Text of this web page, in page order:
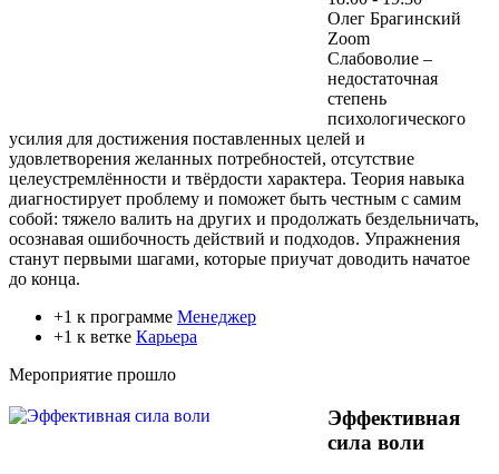
Олег Брагинский
Zoom
Слабоволие –
недостаточная
степень
психологического
усилия для достижения поставленных целей и
удовлетворения желанных потребностей, отсутствие
целеустремлённости и твёрдости характера. Теория навыка
диагностирует проблему и поможет быть честным с самим
собой: тяжело валить на других и продолжать бездельничать,
осознавая ошибочность действий и подходов. Упражнения
станут первыми шагами, которые приучат доводить начатое
до конца.
+1 к программе Менеджер
+1 к ветке Карьера
Мероприятие прошло
Эффективная
сила воли